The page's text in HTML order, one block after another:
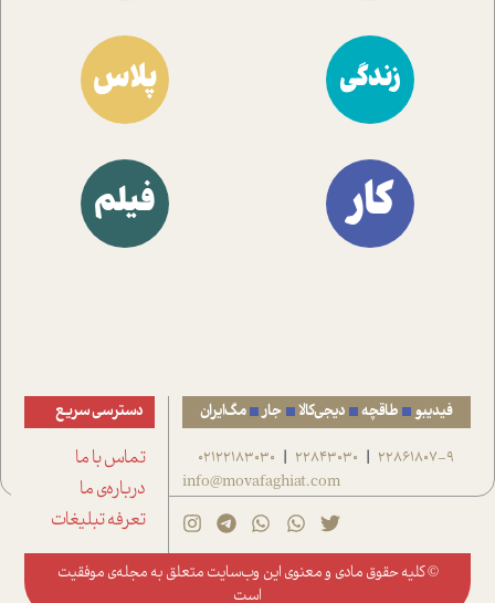
زندگی پلاس
کار فیلم
فیدیبو طاقچه دیجی‌کالا جار مگ‌ایران
22861807-9
|
22843030
|
02122183030
info@movafaghiat.com
دسترسی سریع
تماس با ما
درباره‌ی ما
تعرفه تبلیغات
© کلیه حقوق مادی و معنوی این وب‌سایت متعلق به مجله‌ی موفقیت
است